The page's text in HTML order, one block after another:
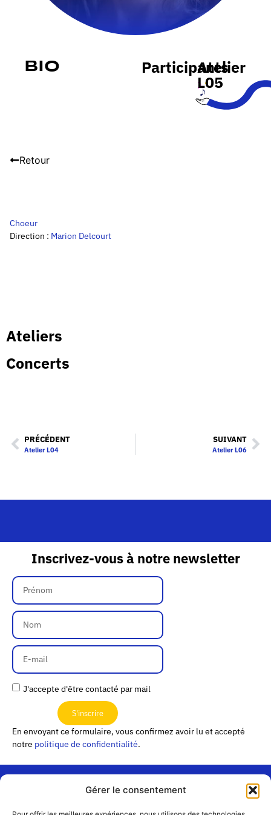
Gérer le consentement
Bio Participants
Atelier
L05
Retour
Choeur
Direction : Marion Delcourt
Ateliers
Concerts
PRÉCÉDENT
Atelier L04
SUIVANT
Atelier L06
Inscrivez-vous à notre newsletter
J'accepte d'être contacté par mail
S'inscrire
En envoyant ce formulaire, vous confirmez avoir lu et accepté
notre politique de confidentialité.
« Les